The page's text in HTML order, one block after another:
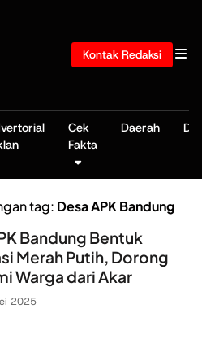
Kontak Redaksi
Cek
Fakta
Daerah
tag: Desa APK Bandung
Bandung Bentuk
Merah Putih, Dorong
Warga dari Akar
2025